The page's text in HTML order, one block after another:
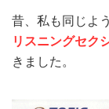
昔、私も同じよ
リスニングセク
きました。